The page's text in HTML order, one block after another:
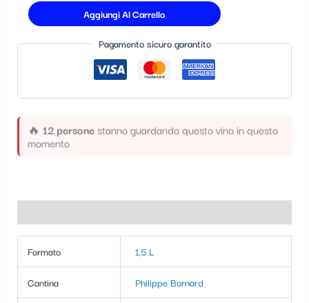
Aggiungi Al Carrello
Pagamento sicuro garantito
🔥 12 personestanno guardando questo vino in questo
momento
Formato 1,5 L
Cantina Philippe Bornard
g
r
i